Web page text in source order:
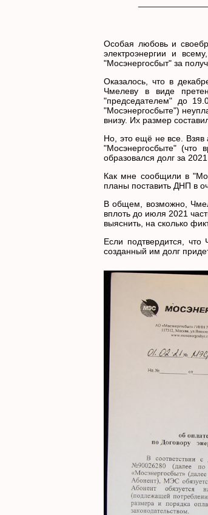
Особая любовь и
электроэнергии и
"Мосэнергосбыт" за
Оказалось, что в
Чмелеву в виде
"председателем" до
"Мосэнергосбыте")
внизу. Их размер
Но, это ещё не все. Взяв
"Мосэнергосбыте" (что
образовался долг за
Как мне сообщили в
планы поставить ДНП в
В общем, возможно,
вплоть до июля 2021
выяснить, на сколько
Если подтвердится,
созданный им долг